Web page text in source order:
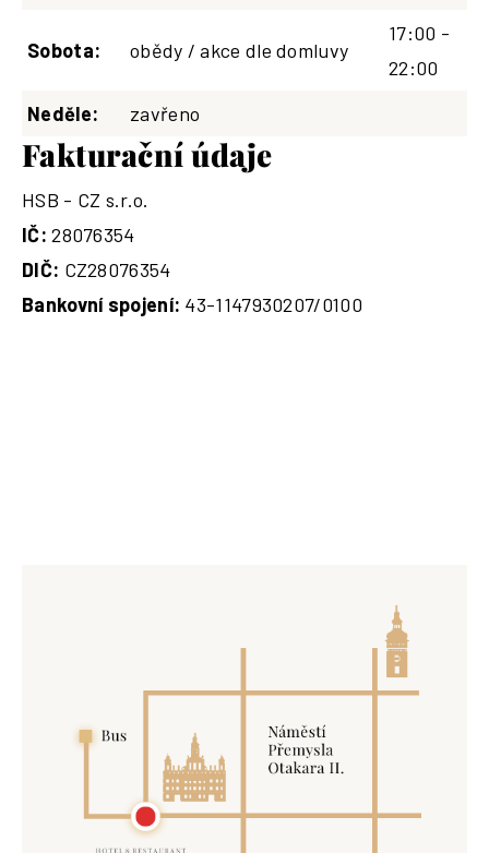
Sobota: obědy / akce dle domluvy
17:00 -
22:00
Neděle:
zavřeno
Fakturační údaje
HSB - CZ s.r.o.
IČ: 28076354
DIČ: CZ28076354
Bankovní spojení: 43-1147930207/0100